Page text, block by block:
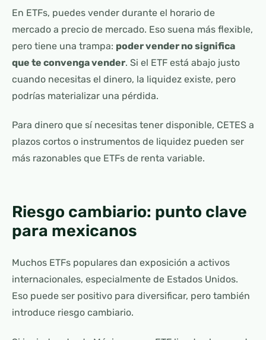
En ETFs, puedes vender durante el horario de
mercado a precio de mercado. Eso suena más flexible,
pero tiene una trampa: poder vender no significa
que te convenga vender. Si el ETF está abajo justo
cuando necesitas el dinero, la liquidez existe, pero
podrías materializar una pérdida.
Para dinero que sí necesitas tener disponible, CETES a
plazos cortos o instrumentos de liquidez pueden ser
más razonables que ETFs de renta variable.
Riesgo cambiario: punto clave
para mexicanos
Muchos ETFs populares dan exposición a activos
internacionales, especialmente de Estados Unidos.
Eso puede ser positivo para diversificar, pero también
introduce riesgo cambiario.